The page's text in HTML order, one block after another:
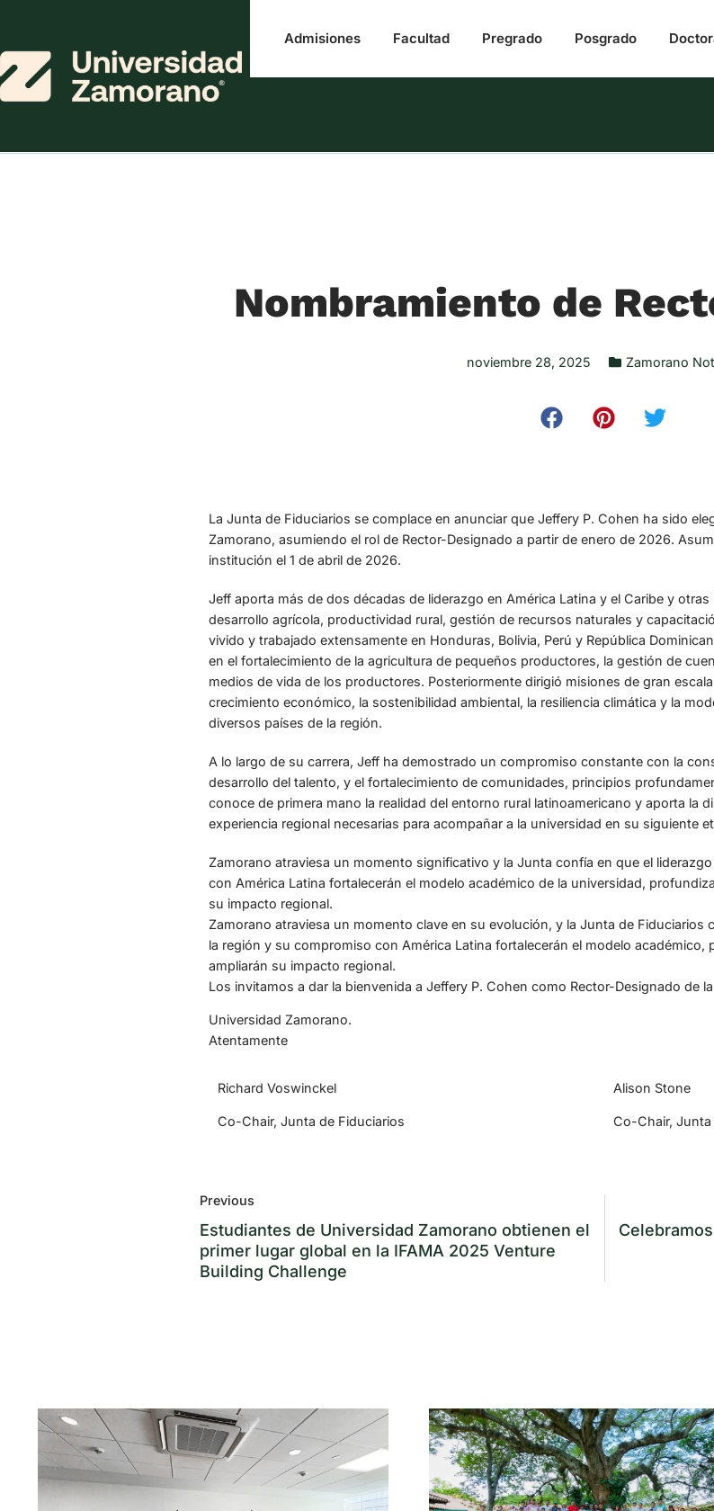
Admisiones Facultad Pregrado Posgrado
Nombramiento de
noviembre 28, 2025 Zamorano
La Junta de Fiduciarios se complace en anunciar que Jeffery P. Cohen ha sido
Zamorano, asumiendo el rol de Rector-Designado a partir de enero de 2026.
institución el 1 de abril de 2026.
Jeff aporta más de dos décadas de liderazgo en América Latina y el Caribe y
desarrollo agrícola, productividad rural, gestión de recursos naturales y
vivido y trabajado extensamente en Honduras, Bolivia, Perú y República
en el fortalecimiento de la agricultura de pequeños productores, la gestión de
medios de vida de los productores. Posteriormente dirigió misiones de gran
crecimiento económico, la sostenibilidad ambiental, la resiliencia climática y la
diversos países de la región.
A lo largo de su carrera, Jeff ha demostrado un compromiso constante con la
desarrollo del talento, y el fortalecimiento de comunidades, principios
conoce de primera mano la realidad del entorno rural latinoamericano y aporta la
experiencia regional necesarias para acompañar a la universidad en su siguiente
Zamorano atraviesa un momento significativo y la Junta confía en que el
con América Latina fortalecerán el modelo académico de la universidad,
su impacto regional.
Zamorano atraviesa un momento clave en su evolución, y la Junta de Fiduciarios
la región y su compromiso con América Latina fortalecerán el modelo académico,
ampliarán su impacto regional.
Los invitamos a dar la bienvenida a Jeffery P. Cohen como Rector-Designado de la
Universidad Zamorano.
Atentamente
Richard Voswinckel
Co-Chair, Junta de Fiduciarios
Alison Stone
Co-Chair,
Previous
Estudiantes de Universidad Zamorano obtienen el
primer lugar global en la IFAMA 2025 Venture
Building Challenge